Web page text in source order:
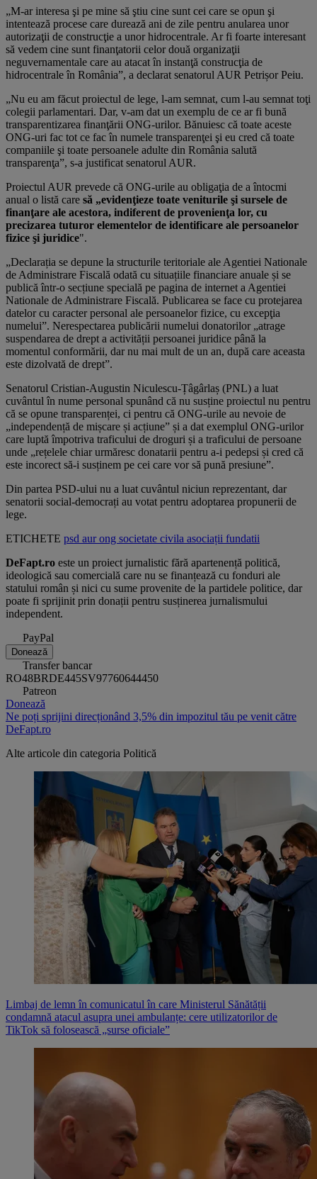
„M-ar interesa şi pe mine să ştiu cine sunt cei care se opun şi
intentează procese care durează ani de zile pentru anularea unor
autorizaţii de construcţie a unor hidrocentrale. Ar fi foarte interesant
să vedem cine sunt finanţatorii celor două organizaţii
neguvernamentale care au atacat în instanţă construcţia de
hidrocentrale în România”, a declarat senatorul AUR Petrișor Peiu.
„Nu eu am făcut proiectul de lege, l-am semnat, cum l-au semnat toţi
colegii parlamentari. Dar, v-am dat un exemplu de ce ar fi bună
transparentizarea finanţării ONG-urilor. Bănuiesc că toate aceste
ONG-uri fac tot ce fac în numele transparenţei şi eu cred că toate
companiile şi toate persoanele adulte din România salută
transparenţa”, s-a justificat senatorul AUR.
Proiectul AUR prevede că ONG-urile au obligaţia de a întocmi
anual o listă care să „evidenţieze toate veniturile şi sursele de
finanţare ale acestora, indiferent de provenienţa lor, cu
precizarea tuturor elementelor de identificare ale persoanelor
fizice şi juridice".
„Declarația se depune la structurile teritoriale ale Agentiei Nationale
de Administrare Fiscală odată cu situațiile financiare anuale și se
publică într-o secțiune specială pe pagina de internet a Agentiei
Nationale de Administrare Fiscală. Publicarea se face cu protejarea
datelor cu caracter personal ale persoanelor fizice, cu excepţia
numelui”. Nerespectarea publicării numelui donatorilor „atrage
suspendarea de drept a activității persoanei juridice până la
momentul conformării, dar nu mai mult de un an, după care aceasta
este dizolvată de drept”.
Senatorul Cristian-Augustin Niculescu-Țâgârlaș (PNL) a luat
cuvântul în nume personal spunând că nu susține proiectul nu pentru
că se opune transparenței, ci pentru că ONG-urile au nevoie de
„independență de mișcare și acțiune” și a dat exemplul ONG-urilor
care luptă împotriva traficului de droguri și a traficului de persoane
unde „rețelele chiar urmăresc donatarii pentru a-i pedepsi și cred că
este incorect să-i susținem pe cei care vor să pună presiune”.
Din partea PSD-ului nu a luat cuvântul niciun reprezentant, dar
senatorii social-democrați au votat pentru adoptarea propunerii de
lege.
ETICHETE psd aurong societate civila asociații fundatii
DeFapt.ro este un proiect jurnalistic fără apartenență politică,
ideologică sau comercială care nu se finanțează cu fonduri ale
statului român și nici cu sume provenite de la partidele politice, dar
poate fi sprijinit prin donații pentru susținerea jurnalismului
independent.
PayPal
Donează
Transfer bancar
RO48BRDE445SV97760644450
Patreon
Donează
Ne poți sprijini direcționând 3,5% din impozitul tău pe venit către
DeFapt.ro
Alte articole din categoria Politică
Limbaj de lemn în comunicatul în care Ministerul Sănătății
condamnă atacul asupra unei ambulanțe: cere utilizatorilor de
TikTok să folosească „surse oficiale”